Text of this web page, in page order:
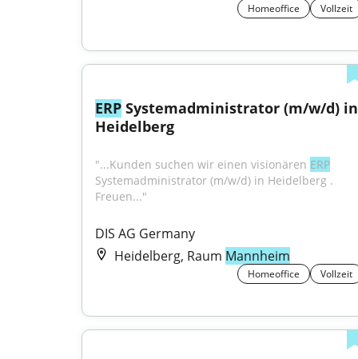
Homeoffice Vollzeit
ERP Systemadministrator (m/w/d) in
Heidelberg
"...Kunden suchen wir einen visionären ERP
Systemadministrator (m/w/d) in Heidelberg .
Freuen..."
DIS AG Germany
Heidelberg, Raum Mannheim
Homeoffice Vollzeit